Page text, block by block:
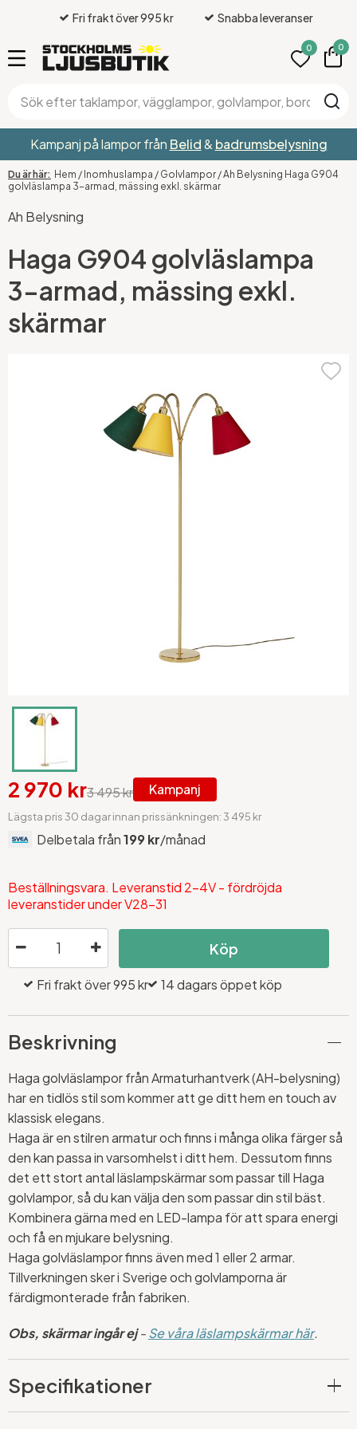
Fri frakt över 995 kr Snabba leveranser
0 0
Kampanj på lampor från Belid& badrumsbelysning
Hem / Inomhuslampa / Golvlampor /Ah Belysning Haga G904
golvläslampa 3-armad, mässing exkl. skärmar
Ah Belysning
Haga G904 golvläslampa
3-armad, mässing exkl.
skärmar
2 970 kr3 495 kr Kampanj
Lägsta pris 30 dagar innan prissänkningen: 3 495 kr
Delbetala från199 kr/månad
Beställningsvara. Leveranstid 2-4V - fördröjda
leveranstider under V28-31
Köp
Fri frakt över 995 kr 14 dagars öppet köp
Beskrivning
Haga golvläslampor från Armaturhantverk (AH-belysning)
har en tidlös stil som kommer att ge ditt hem en touch av
klassisk elegans.
Haga är en stilren armatur och finns i många olika färger så
den kan passa in varsomhelst i ditt hem. Dessutom finns
det ett stort antal läslampskärmar som passar till Haga
golvlampor, så du kan välja den som passar din stil bäst.
Kombinera gärna med en LED-lampa för att spara energi
och få en mjukare belysning.
Haga golvläslampor finns även med 1 eller 2 armar.
Tillverkningen sker i Sverige och golvlamporna är
färdigmonterade från fabriken.
Obs, skärmar ingår ej-Se våra läslampskärmar här.
Specifikationer